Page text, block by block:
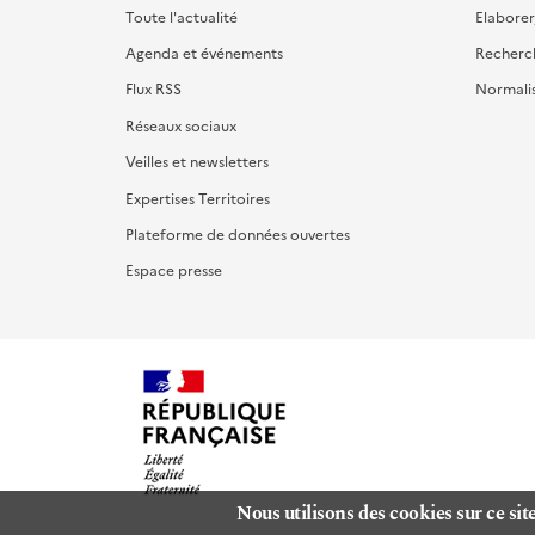
Nous utilisons des cookies sur ce
Toute l'actualité
Agenda et événements
Flux RSS
Réseaux sociaux
Veilles et newsletters
Expertises Territoires
Plateforme de données ouvertes
Espace presse